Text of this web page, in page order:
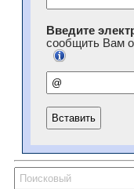
Введите
сообщить Вам